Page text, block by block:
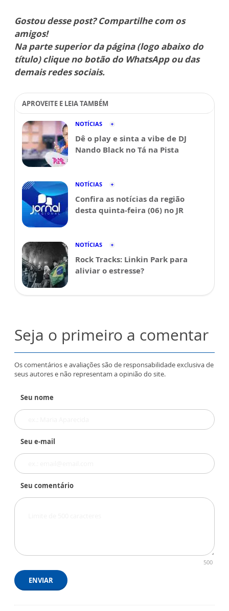
Gostou desse post? Compartilhe com os
amigos!
Na parte superior da página (logo abaixo do
título) clique no botão do WhatsApp ou das
demais redes sociais.
APROVEITE E LEIA TAMBÉM
NOTÍCIAS
Dê o play e sinta a vibe de DJ
Nando Black no Tá na Pista
NOTÍCIAS
Confira as notícias da região
desta quinta-feira (06) no JR
NOTÍCIAS
Rock Tracks: Linkin Park para
aliviar o estresse?
Seja o primeiro a comentar
Os comentários e avaliações são de responsabilidade exclusiva de
seus autores e não representam a opinião do site.
Seu nome
Seu e-mail
Seu comentário
500
ENVIAR